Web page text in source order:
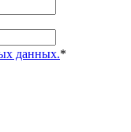
данных.*